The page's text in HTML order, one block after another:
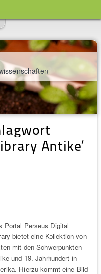
Antike‘
Portal Perseus Digital
bietet eine Kollektion von
mit den Schwerpunkten
und 19. Jahrhundert in
Hierzu kommt eine Bild-